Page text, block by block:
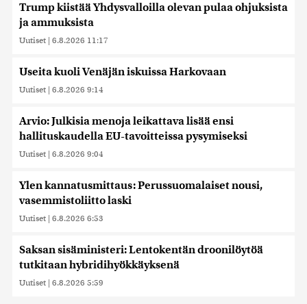
Trump kiistää Yhdysvalloilla olevan pulaa ohjuksista
ja ammuksista
Uutiset | 6.8.2026 11:17
Useita kuoli Venäjän iskuissa Harkovaan
Uutiset | 6.8.2026 9:14
Arvio: Julkisia menoja leikattava lisää ensi
hallituskaudella EU-tavoitteissa pysymiseksi
Uutiset | 6.8.2026 9:04
Ylen kannatusmittaus: Perussuomalaiset nousi,
vasemmistoliitto laski
Uutiset | 6.8.2026 6:53
Saksan sisäministeri: Lentokentän droonilöytöä
tutkitaan hybridihyökkäyksenä
Uutiset | 6.8.2026 5:59